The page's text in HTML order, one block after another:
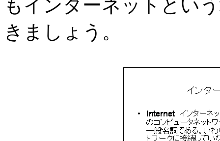
もインターネットとい
きましょう。